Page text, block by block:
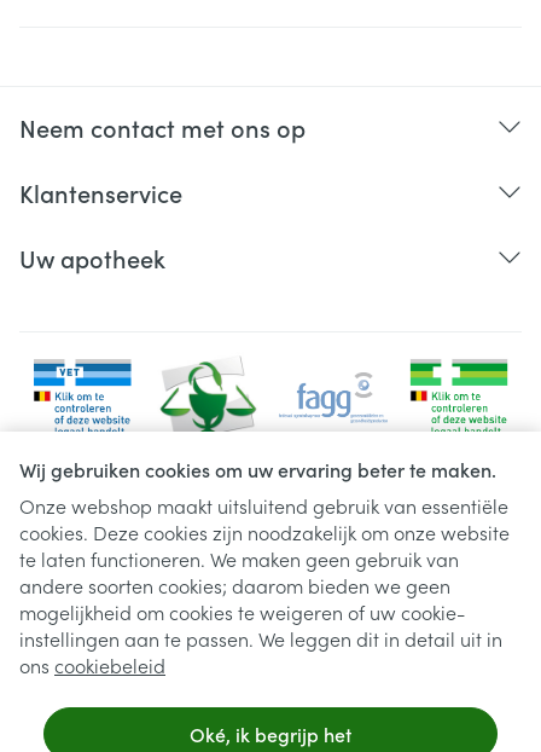
Wij gebruiken cookies om uw ervaring beter te maken.
Onze webshop maakt uitsluitend gebruik van essentiële
cookies. Deze cookies zijn noodzakelijk om onze website
te laten functioneren. We maken geen gebruik van
andere soorten cookies; daarom bieden we geen
mogelijkheid om cookies te weigeren of uw cookie-
instellingen aan te passen. We leggen dit in detail uit in
ons cookiebeleid
Oké, ik begrijp het
Neem contact met ons op
Klantenservice
Uw apotheek
Juridische links